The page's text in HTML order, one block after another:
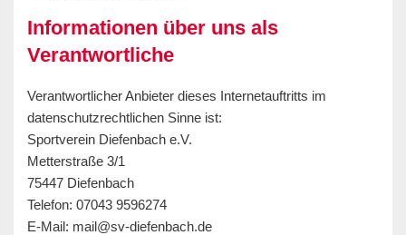
Informationen über uns als
Verantwortliche
Verantwortlicher Anbieter dieses Internetauftritts im
datenschutzrechtlichen Sinne ist:
Sportverein Diefenbach e.V.
Metterstraße 3/1
75447 Diefenbach
Telefon: 07043 9596274
E-Mail: mail@sv-diefenbach.de